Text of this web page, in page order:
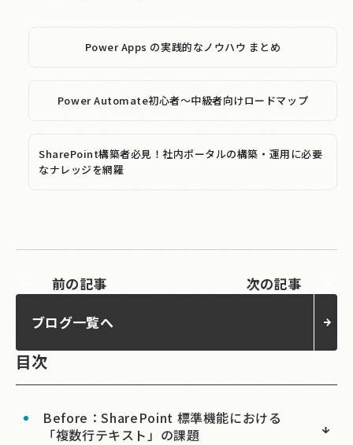
Power Apps の実践的なノウハウ まとめ
Power Automate初心者～中級者向けロードマップ
SharePoint構築者必見！社内ポータルの構築・運用に必要
なナレッジを網羅
前の記事
ブログ一覧へ
次の記事
目次
Before：SharePoint 標準機能における
「複数行テキスト」の課題